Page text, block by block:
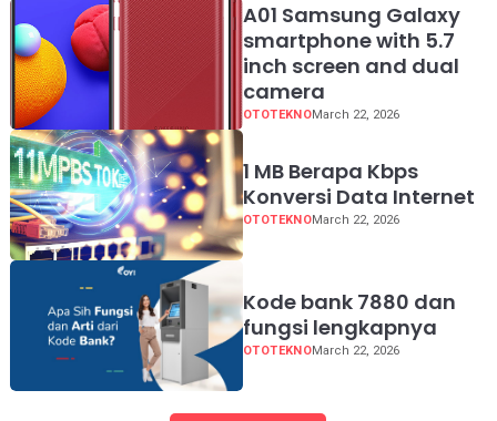
A01 Samsung Galaxy
smartphone with 5.7
inch screen and dual
camera
OTOTEKNOMarch 22, 2026
1 MB Berapa Kbps
Konversi Data Internet
OTOTEKNOMarch 22, 2026
Kode bank 7880 dan
fungsi lengkapnya
OTOTEKNOMarch 22, 2026